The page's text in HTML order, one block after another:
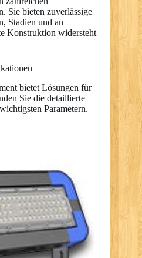
Sie bieten zuverlässige
Stadien und an
Konstruktion widersteht
bietet Lösungen für
Sie die detaillierte
Parametern.